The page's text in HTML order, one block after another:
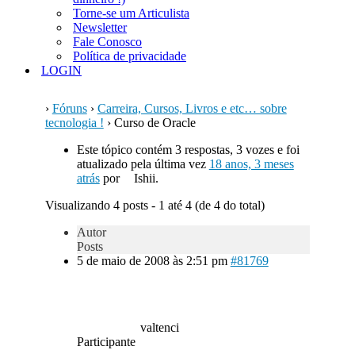
Torne-se um Articulista
Newsletter
Fale Conosco
Política de privacidade
LOGIN
› Fóruns › Carreira, Cursos, Livros e etc… sobre
tecnologia ! › Curso de Oracle
Este tópico contém 3 respostas, 3 vozes e foi
atualizado pela última vez 18 anos, 3 meses
atráspor
Ishii.
Visualizando 4 posts - 1 até 4 (de 4 do total)
Autor
Posts
5 de maio de 2008 às 2:51 pm #81769
valtenci
Participante